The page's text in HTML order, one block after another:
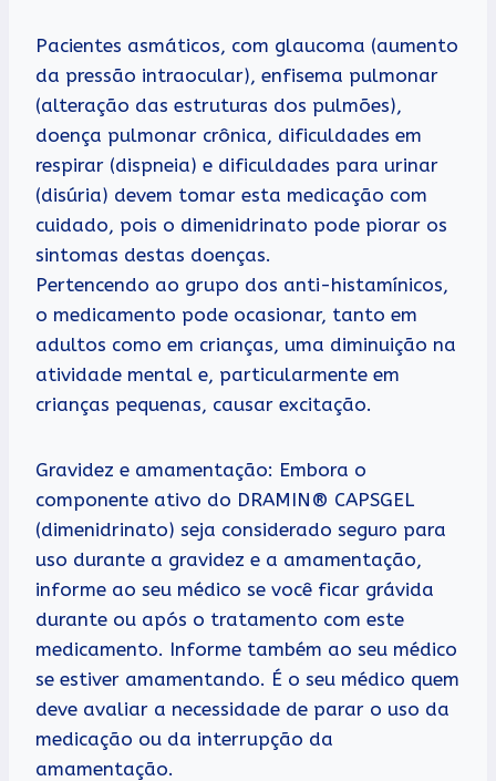
Pacientes asmáticos, com glaucoma (aumento
da pressão intraocular), enfisema pulmonar
(alteração das estruturas dos pulmões),
doença pulmonar crônica, dificuldades em
respirar (dispneia) e dificuldades para urinar
(disúria) devem tomar esta medicação com
cuidado, pois o dimenidrinato pode piorar os
sintomas destas doenças.
Pertencendo ao grupo dos anti-histamínicos,
o medicamento pode ocasionar, tanto em
adultos como em crianças, uma diminuição na
atividade mental e, particularmente em
crianças pequenas, causar excitação.
Gravidez e amamentação: Embora o
componente ativo do DRAMIN® CAPSGEL
(dimenidrinato) seja considerado seguro para
uso durante a gravidez e a amamentação,
informe ao seu médico se você ficar grávida
durante ou após o tratamento com este
medicamento. Informe também ao seu médico
se estiver amamentando. É o seu médico quem
deve avaliar a necessidade de parar o uso da
medicação ou da interrupção da
amamentação.